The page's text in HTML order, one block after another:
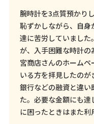
腕時計を3点質預かり
恥ずかしながら、自
達に苦労していまし
が、入手困難な時計
宮商店さんのホーム
いる方を拝見したのが
銀行などの融資と違
た。必要な金額にも
に困ったときはまた利